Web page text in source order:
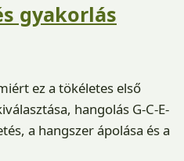
gyakorlás
ez a tökéletes első
hangolás G-C-E-
a hangszer ápolása és a